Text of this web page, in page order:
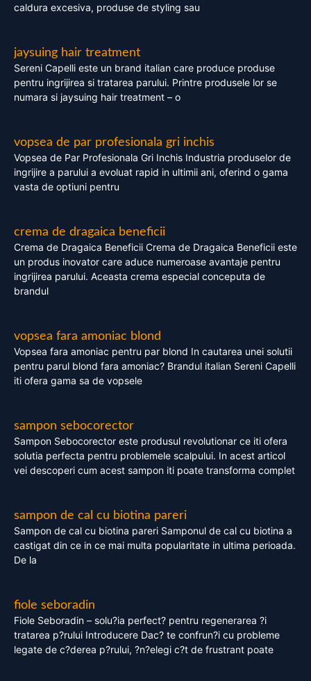
caldura excesiva, produse de styling sau
jaysuing hair treatment
Sereni Capelli este un brand italian care produce produse
pentru ingrijirea si tratarea parului. Printre produsele lor se
numara si jaysuing hair treatment – o
vopsea de par profesionala gri inchis
Vopsea de Par Profesionala Gri Inchis Industria produselor de
ingrijire a parului a evoluat rapid in ultimii ani, oferind o gama
vasta de optiuni pentru
crema de dragaica beneficii
Crema de Dragaica Beneficii Crema de Dragaica Beneficii este
un produs inovator care aduce numeroase avantaje pentru
ingrijirea parului. Aceasta crema especial conceputa de
brandul
vopsea fara amoniac blond
Vopsea fara amoniac pentru par blond In cautarea unei solutii
pentru parul blond fara amoniac? Brandul italian Sereni Capelli
iti ofera gama sa de vopsele
sampon sebocorector
Sampon Sebocorector este produsul revolutionar ce iti ofera
solutia perfecta pentru problemele scalpului. In acest articol
vei descoperi cum acest sampon iti poate transforma complet
sampon de cal cu biotina pareri
Sampon de cal cu biotina pareri Samponul de cal cu biotina a
castigat din ce in ce mai multa popularitate in ultima perioada.
De la
fiole seboradin
Fiole Seboradin – solu?ia perfect? pentru regenerarea ?i
tratarea p?rului Introducere Dac? te confrun?i cu probleme
legate de c?derea p?rului, ?n?elegi c?t de frustrant poate